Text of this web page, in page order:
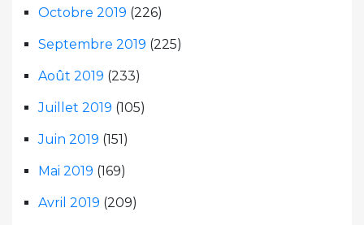
Octobre 2019 (226)
Septembre 2019 (225)
Août 2019 (233)
Juillet 2019 (105)
Juin 2019 (151)
Mai 2019 (169)
Avril 2019 (209)